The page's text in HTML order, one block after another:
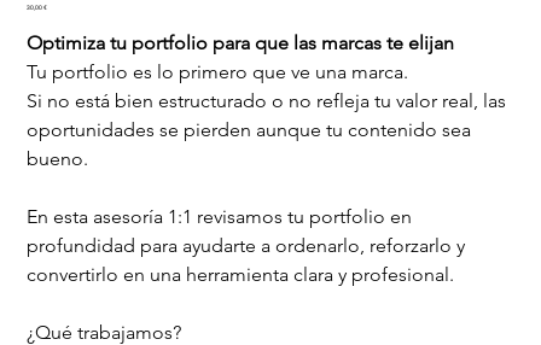
Precio
30,00 €
Optimiza tu portfolio para que las marcas te elijan
Tu portfolio es lo primero que ve una marca.
Si no está bien estructurado o no refleja tu valor real, las
oportunidades se pierden aunque tu contenido sea
bueno.
En esta asesoría 1:1 revisamos tu portfolio en
profundidad para ayudarte a ordenarlo, reforzarlo y
convertirlo en una herramienta clara y profesional.
¿Qué trabajamos?